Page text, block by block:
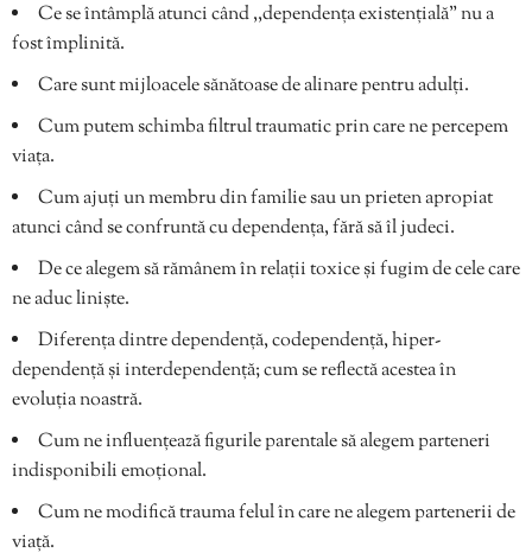
Ce se întâmplă atunci când ,,dependența existențială” nu a
fost împlinită.
Care sunt mijloacele sănătoase de alinare pentru adulți.
Cum putem schimba filtrul traumatic prin care ne percepem
viața.
Cum ajuți un membru din familie sau un prieten apropiat
atunci când se confruntă cu dependența, fără să îl judeci.
De ce alegem să rămânem în relații toxice și fugim de cele care
ne aduc liniște.
Diferența dintre dependență, codependență, hiper-
dependență și interdependență; cum se reflectă acestea în
evoluția noastră.
Cum ne influențează figurile parentale să alegem parteneri
indisponibili emoțional.
Cum ne modifică trauma felul în care ne alegem partenerii de
viață.